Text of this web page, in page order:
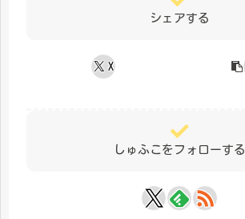
シェアする
X
しゅふこをフォローする